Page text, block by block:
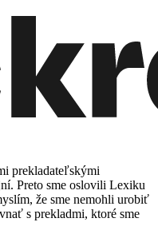
prekladateľskými
Preto sme oslovili Lexiku
že sme nemohli urobiť
s prekladmi, ktoré sme